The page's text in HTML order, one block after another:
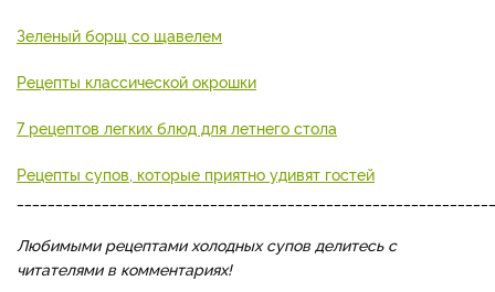
Зеленый борщ со щавелем
Рецепты классической окрошки
7 рецептов легких блюд для летнего стола
Рецепты супов, которые приятно удивят гостей
Любимыми рецептами холодных супов делитесь с
читателями в комментариях!